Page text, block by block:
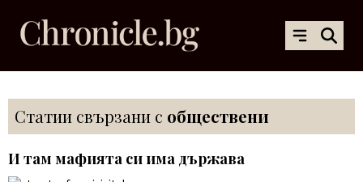
Статии свързани с обществени
И там мафията си има държава